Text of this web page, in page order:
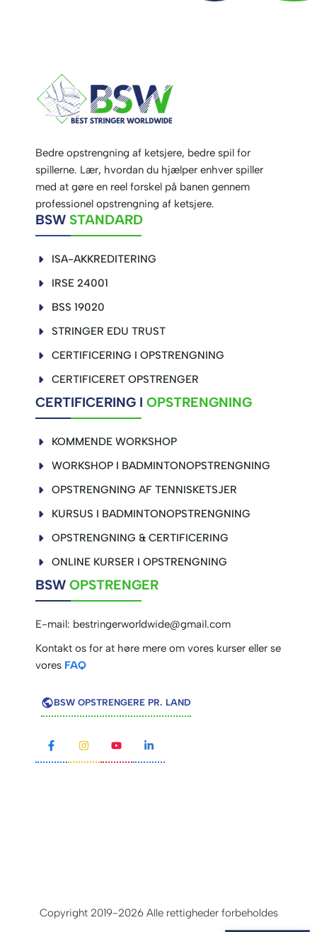
Bedre opstrengning af ketsjere, bedre spil for
spillerne. Lær, hvordan du hjælper enhver spiller
med at gøre en reel forskel på banen gennem
professionel opstrengning af ketsjere.
BSW STANDARD
ISA-AKKREDITERING
IRSE 24001
BSS 19020
STRINGER EDU TRUST
CERTIFICERING I OPSTRENGNING
CERTIFICERET OPSTRENGER
CERTIFICERING I OPSTRENGNING
KOMMENDE WORKSHOP
WORKSHOP I BADMINTONOPSTRENGNING
OPSTRENGNING AF TENNISKETSJER
KURSUS I BADMINTONOPSTRENGNING
OPSTRENGNING & CERTIFICERING
ONLINE KURSER I OPSTRENGNING
BSW OPSTRENGER
E-mail: bestringerworldwide@gmail.com
Kontakt os for at høre mere om vores kurser eller se
vores FAQ
BSW OPSTRENGERE PR. LAND
Copyright 2019-2026 Alle rettigheder forbeholdes